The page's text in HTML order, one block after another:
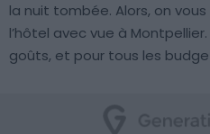
la nuit tombée. Alors, on
l’hôtel avec vue à
goûts, et pour tous les